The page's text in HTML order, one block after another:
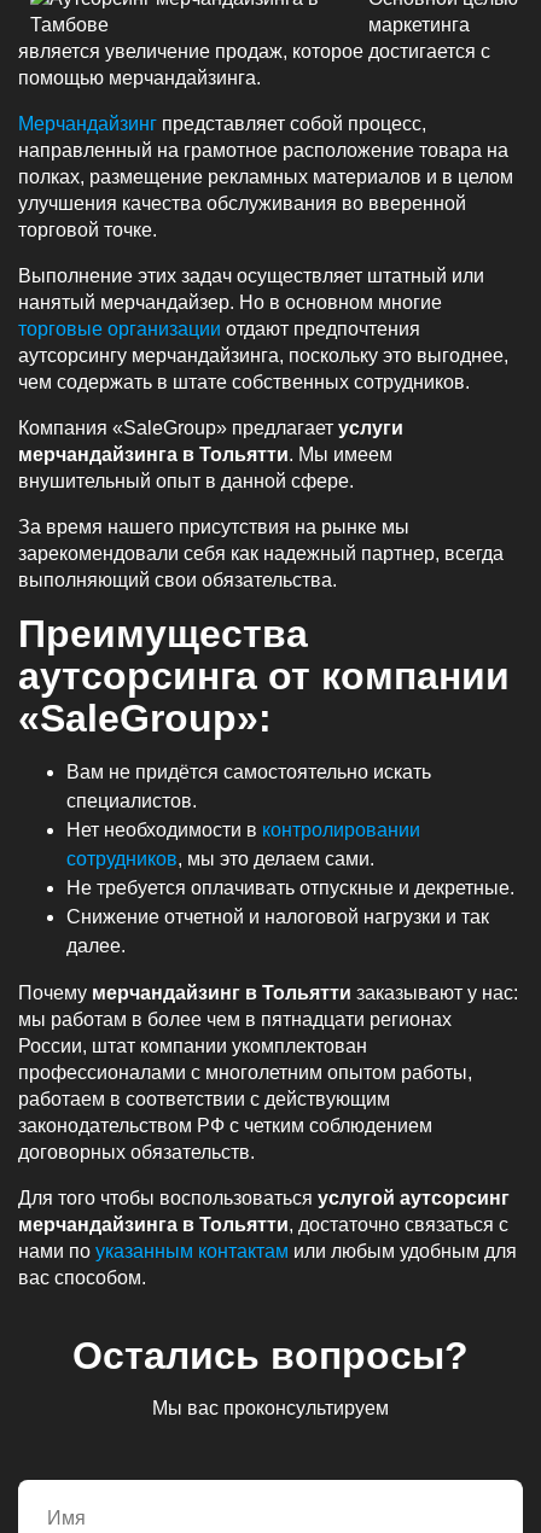
маркетинга
является увеличение продаж, которое достигается с
помощью мерчандайзинга.
Мерчандайзинг представляет собой процесс,
направленный на грамотное расположение товара на
полках, размещение рекламных материалов и в целом
улучшения качества обслуживания во вверенной
торговой точке.
Выполнение этих задач осуществляет штатный или
нанятый мерчандайзер. Но в основном многие
торговые организации отдают предпочтения
аутсорсингу мерчандайзинга, поскольку это выгоднее,
чем содержать в штате собственных сотрудников.
Компания «SaleGroup» предлагает услуги
мерчандайзинга в Тольятти. Мы имеем
внушительный опыт в данной сфере.
За время нашего присутствия на рынке мы
зарекомендовали себя как надежный партнер, всегда
выполняющий свои обязательства.
Преимущества
аутсорсинга от компании
«SaleGroup»:
Вам не придётся самостоятельно искать
специалистов.
Нет необходимости в контролировании
сотрудников, мы это делаем сами.
Не требуется оплачивать отпускные и декретные.
Снижение отчетной и налоговой нагрузки и так
далее.
Почему мерчандайзинг в Тольятти заказывают у нас:
мы работам в более чем в пятнадцати регионах
России, штат компании укомплектован
профессионалами с многолетним опытом работы,
работаем в соответствии с действующим
законодательством РФ с четким соблюдением
договорных обязательств.
Для того чтобы воспользоваться услугой аутсорсинг
мерчандайзинга в Тольятти, достаточно связаться с
нами по указанным контактам или любым удобным для
вас способом.
Остались вопросы?
Мы вас проконсультируем